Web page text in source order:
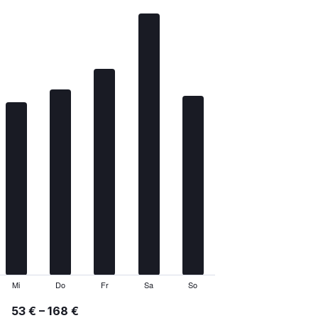
Mi Do Fr Sa So
53 € – 168 €